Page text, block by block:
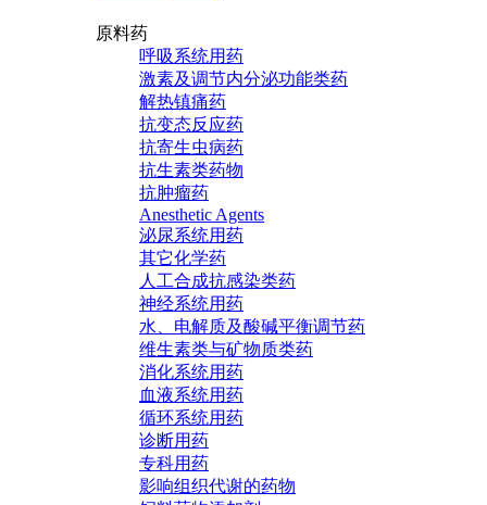
原料药
呼吸系统用药
激素及调节内分泌功能类药
解热镇痛药
抗变态反应药
抗寄生虫病药
抗生素类药物
抗肿瘤药
Anesthetic Agents
泌尿系统用药
其它化学药
人工合成抗感染类药
神经系统用药
水、电解质及酸碱平衡调节药
维生素类与矿物质类药
消化系统用药
血液系统用药
循环系统用药
诊断用药
专科用药
影响组织代谢的药物